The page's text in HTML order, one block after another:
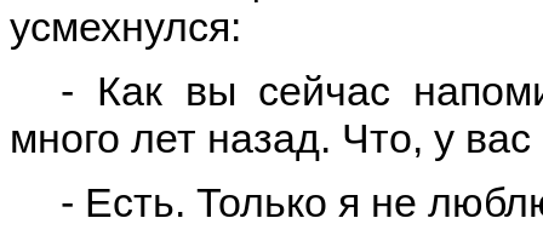
усмехнулся:
- Как вы сейчас
много лет назад. Что, у вас
- Есть. Только я не